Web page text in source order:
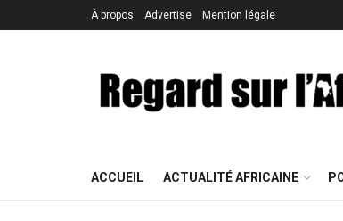
À propos Advertise Mention légale
ACCUEIL ACTUALITÉ AFRICAINE